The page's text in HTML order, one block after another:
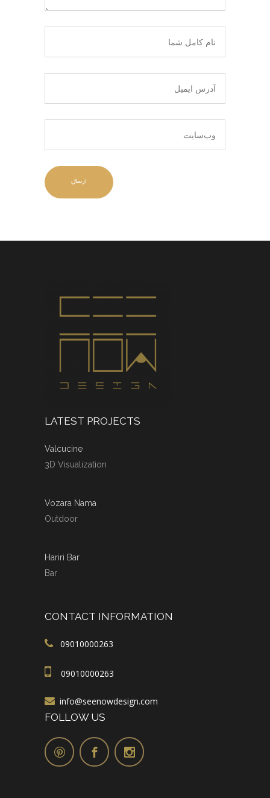
LATEST PROJECTS
Valcucine
3D Visualization
Vozara Nama
Outdoor
Hariri Bar
Bar
CONTACT INFORMATION
09010000263
09010000263
info@seenowdesign.com
FOLLOW US